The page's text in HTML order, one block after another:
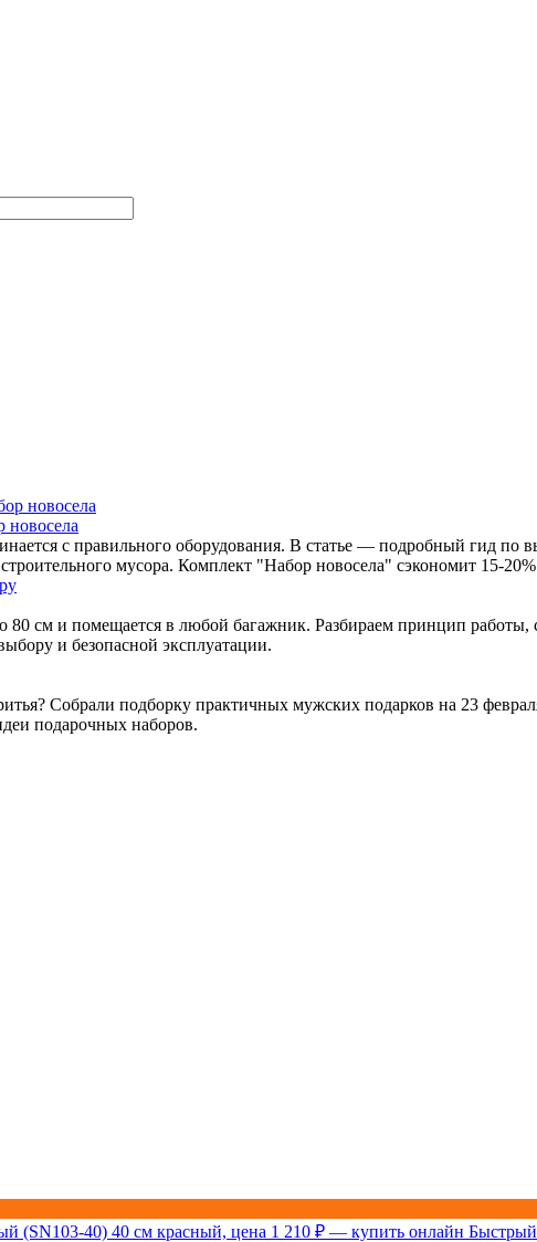
новосела
с правильного оборудования. В статье — подробный гид по
мусора. Комплект "Набор новосела" сэкономит 15-
80 см и помещается в любой багажник. Разбираем принцип
и безопасной эксплуатации.
Собрали подборку практичных мужских подарков на 23
подарочных наборов.